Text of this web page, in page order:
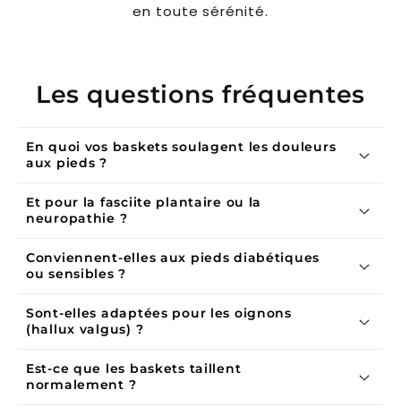
en toute sérénité.
Les questions fréquentes
En quoi vos baskets soulagent les douleurs
aux pieds ?
Et pour la fasciite plantaire ou la
neuropathie ?
Conviennent-elles aux pieds diabétiques
ou sensibles ?
Sont-elles adaptées pour les oignons
(hallux valgus) ?
Est-ce que les baskets taillent
normalement ?